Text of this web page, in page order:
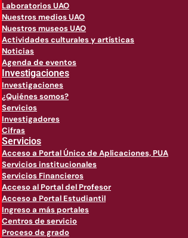
Laboratorios UAO
Nuestros medios UAO
Nuestros museos UAO
Actividades culturales y artísticas
Noticias
Agenda de eventos
Investigaciones
Investigaciones
¿Quiénes somos?
Servicios
Investigadores
Cifras
Servicios
Acceso a Portal Único de Aplicaciones, PUA
Servicios institucionales
Servicios Financieros
Acceso al Portal del Profesor
Acceso a Portal Estudiantil
Ingreso a más portales
Centros de servicio
Proceso de grado